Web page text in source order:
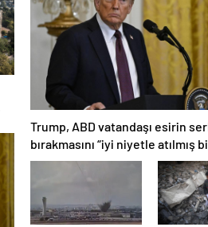
kararname olduğu
anlaşıldı
Trump, ABD vatandaşı esirin
bırakmasını “iyi niyetle atılmış
olarak değerlendirdi